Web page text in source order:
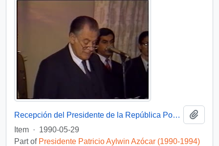
Recepción del Presidente de la República Popular China : video
Item · 1990-05-29
Part of Presidente Patricio Aylwin Azócar (1990-1994)